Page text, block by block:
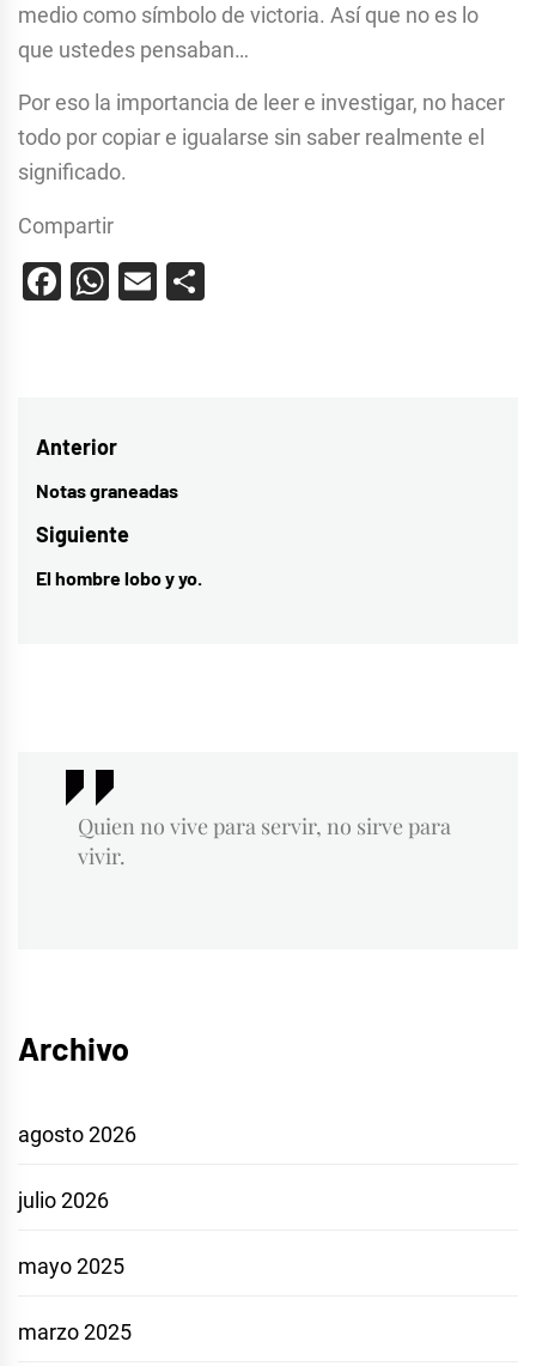
medio como símbolo de victoria. Así que no es lo
que ustedes pensaban…
Por eso la importancia de leer e investigar, no hacer
todo por copiar e igualarse sin saber realmente el
significado.
Compartir
Facebook
WhatsApp
Email
Navegación
de
entradas
Anterior
Entrada
anterior:
Notas graneadas
Siguiente
Entrada
El hombre lobo y yo.
Quien no vive para servir, no sirve para
vivir.
Archivo
agosto 2026
julio 2026
mayo 2025
marzo 2025